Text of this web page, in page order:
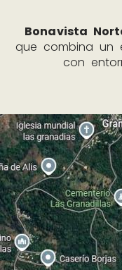
Bonavista
que combina un
con